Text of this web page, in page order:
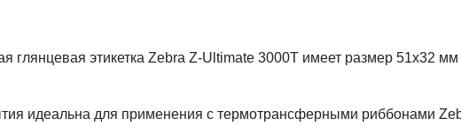
глянцевая этикетка Zebra Z-Ultimate 3000T имеет размер 51x32 мм
идеальна для применения с термотрансферными риббонами